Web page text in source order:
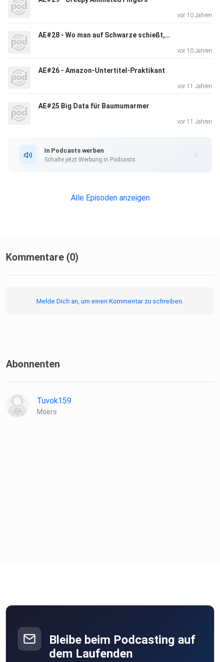
X El Capitan [iMore]0:06:43 iOS 9 [iMore]0:15:09 watchOS
Showtitle!0:54:17 Google0:59:16 Google Now On Tap
[Verge]1:04:09 Google Fotos [Verge]1_23_42 Android
Bilateral: Slack [iOS] [Android]1:36:18 Terms Of Service
Didn't Read1:42:03 You Didn't Read It!
vor 10 Jahren
AE#28 - Wo man auf Schwarze schießt, zerstört man auch Roboter
vor 10 Jahren
AE#26 - Amazon-Untertitel-Praktikant
vor 11 Jahren
AE#25 Big Data für Baumumarmer
vor 11 Jahren
In Podcasts werben
Schalte jetzt Werbung in Podcasts.
Alle Episoden anzeigen
Kommentare (0)
Melde Dich an, um einen Kommentar zu schreiben.
Abonnenten
Tuvok159
Moers
Bleibe beim Podcasting auf
dem Laufenden